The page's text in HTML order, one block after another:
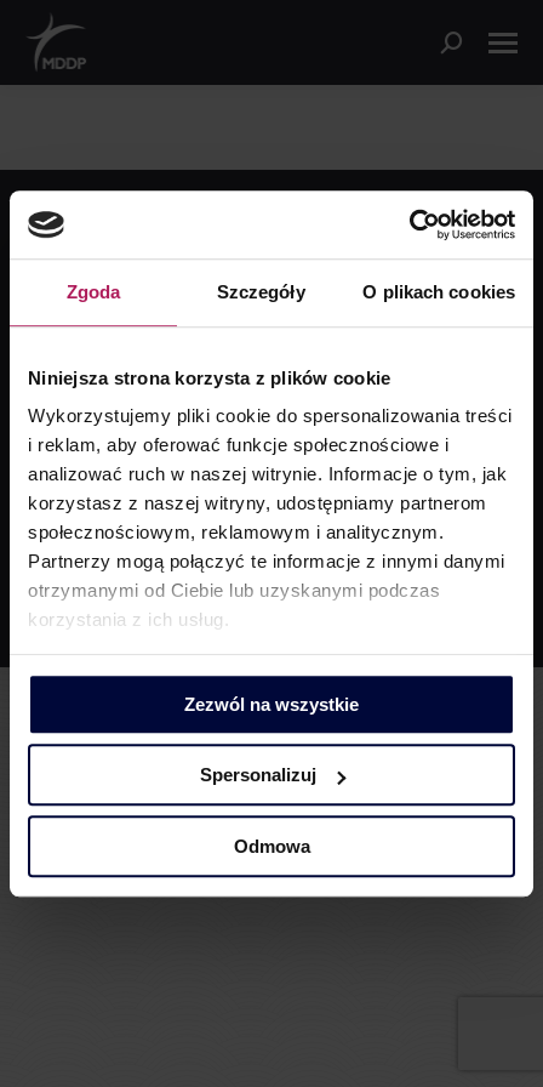
Zgoda Szczegóły O plikach cookies
Niniejsza strona korzysta z plików cookie
Wykorzystujemy pliki cookie do spersonalizowania treści
i reklam, aby oferować funkcje społecznościowe i
analizować ruch w naszej witrynie. Informacje o tym, jak
korzystasz z naszej witryny, udostępniamy partnerom
społecznościowym, reklamowym i analitycznym.
Partnerzy mogą połączyć te informacje z innymi danymi
otrzymanymi od Ciebie lub uzyskanymi podczas
korzystania z ich usług.
Zezwól na wszystkie
Spersonalizuj
Odmowa
© Copyright2026 | MDDP Michalik Dłuska Dziedzic i Partnerzy |
Wszelkie prawa zastrzeżone | Design by
TKM
ul. Senatorska 18a, 00-082 Warszawa
(+48) 22 322 68 88
Polityka prywatności i Cookies
Informacje dla akcjonariuszy